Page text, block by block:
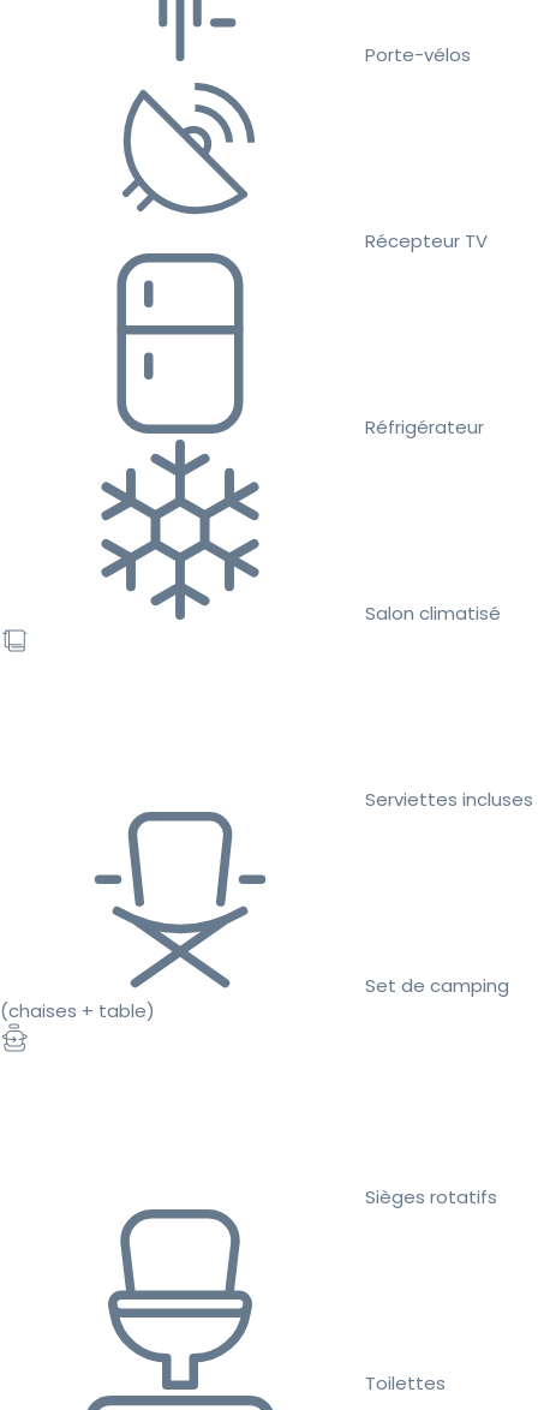
Porte-vélos
Récepteur TV
Réfrigérateur
Salon climatisé
Serviettes incluses
Set de camping
(chaises + table)
Sièges rotatifs
Toilettes